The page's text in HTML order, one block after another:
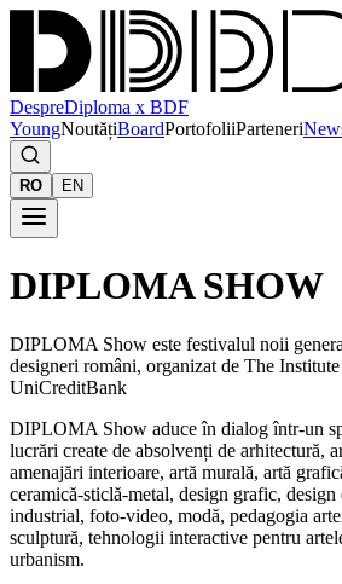
DespreDiploma x BDF
YoungNoutățiBoardPortofoliiParteneri
RO EN
DIPLOMA SHOW
DIPLOMA Show este festivalul noii
designeri români, organizat de The
UniCreditBank
DIPLOMA Show aduce în dialog într-un
lucrări create de absolvenți de arhitectură,
amenajări interioare, artă murală, artă
ceramică-sticlă-metal, design grafic, design
industrial, foto-video, modă, pedagogia
sculptură, tehnologii interactive pentru
urbanism.